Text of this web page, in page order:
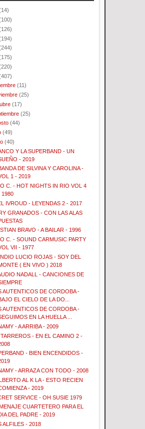
(11)
(25)
(17)
(25)
(44)
(49)
(40)
Y LA SUPERBAND - UN
- 2019
DE SILVINA Y CAROLINA -
1 - 2019
C. - HOT NIGHTS IN RIO VOL 4
1980
IVROUD - LEYENDAS 2 - 2017
GRANADOS - CON LAS ALAS
BRAVO - A BAILAR - 1996
C. - SOUND CARMUSIC PARTY
VII - 1977
LUCIO ROJAS - SOY DEL
( EN VIVO ) 2018
NADALL - CANCIONES DE
AUTENTICOS DE CORDOBA -
EL CIELO DE LA DO...
AUTENTICOS DE CORDOBA -
EN LA HUELLA ...
- A ARRIBA - 2009
- EN EL CAMINO 2 -
- BIEN ENCENDIDOS -
- ARRAZA CON TODO - 2008
AL K LA - ESTO RECIEN
- 2019
SERVICE - OH SUSIE 1979
CUARTETERO PARA EL
DEL PADRE - 2019
ALFILES - 2018